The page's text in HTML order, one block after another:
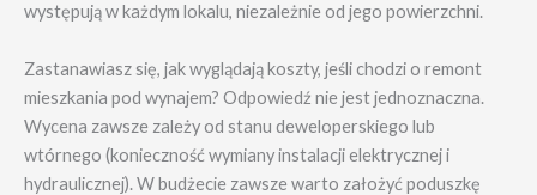
występują w każdym lokalu, niezależnie od jego powierzchni.
Zastanawiasz się, jak wyglądają koszty, jeśli chodzi o remont
mieszkania pod wynajem? Odpowiedź nie jest jednoznaczna.
Wycena zawsze zależy od stanu deweloperskiego lub
wtórnego (konieczność wymiany instalacji elektrycznej i
hydraulicznej). W budżecie zawsze warto założyć poduszkę